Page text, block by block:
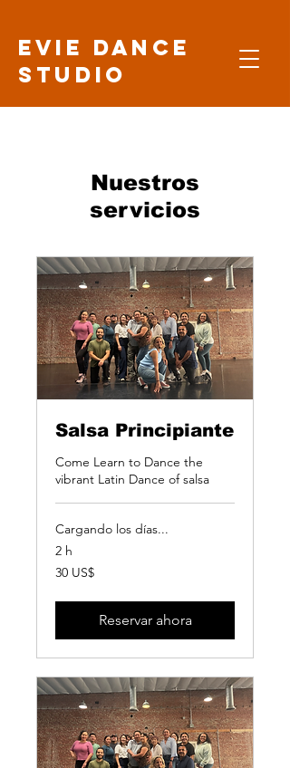
Evie Dance
Studio
Nuestros
servicios
Salsa Principiante
Come Learn to Dance the
vibrant Latin Dance of salsa
Cargando los días...
2 h
30
dólares
30 US$
Reservar ahora